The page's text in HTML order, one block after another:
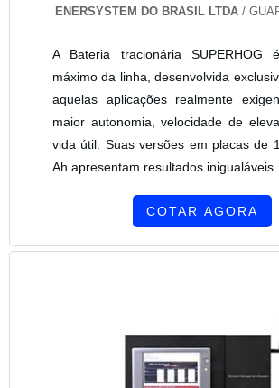
ENERSYSTEM DO BRASIL LTDA /
A Bateria tracionária SUPERHOG
máximo da linha, desenvolvida
aquelas aplicações realmente
maior autonomia, velocidade de
vida útil. Suas versões em placas de
Ah apresentam resultados inigualáveis.
COTAR AGORA